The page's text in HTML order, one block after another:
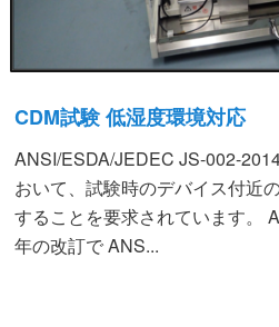
CDM試験 低湿度環境対応
ANSI/ESDA/JEDEC JS-002-
おいて、試験時のデバイス付近
することを要求されています。
年の改訂で ANS...